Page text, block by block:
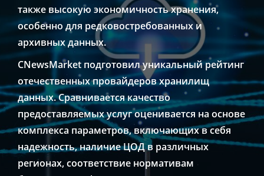
также высокую экономичность хранения,
особенно для редковостребованных и
архивных данных.
CNewsMarket подготовил уникальный рейтинг
отечественных провайдеров хранилищ
данных. Сравнивается качество
предоставляемых услуг оценивается на основе
комплекса параметров, включающих в себя
надежность, наличие ЦОД в различных
регионах, соответствие нормативам